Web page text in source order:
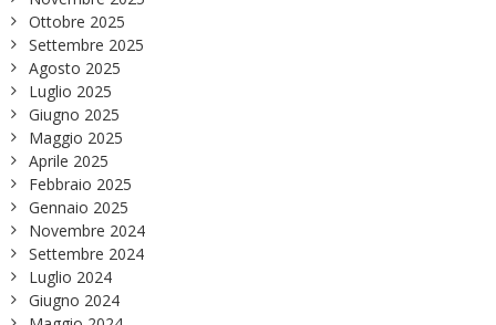
Ottobre 2025
Settembre 2025
Agosto 2025
Luglio 2025
Giugno 2025
Maggio 2025
Aprile 2025
Febbraio 2025
Gennaio 2025
Novembre 2024
Settembre 2024
Luglio 2024
Giugno 2024